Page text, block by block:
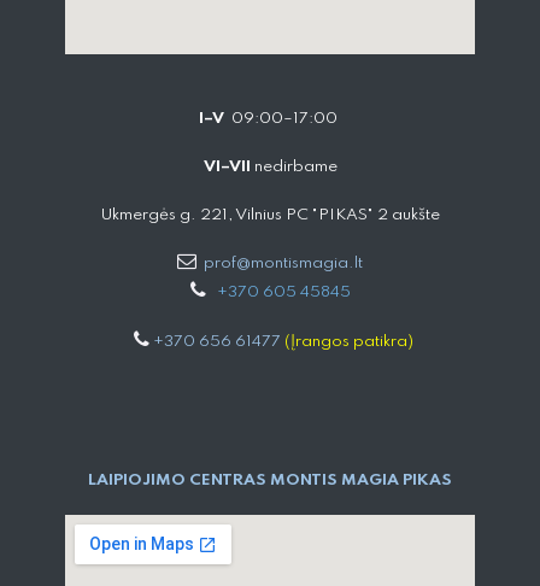
I–V 09:00–17:00
VI–VII nedirbame
Ukmergės g. 221, Vilnius PC "PIKAS" 2 aukšte
prof@montismagia.lt
+370 605 4584​5
+370 656 61477 (Įrangos patikra)
LAIPIOJIMO CENTRAS MONTIS MAGIA PIKAS